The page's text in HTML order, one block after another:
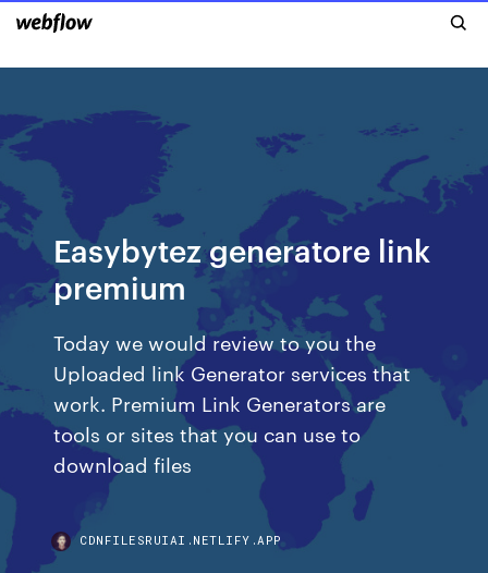
Easybytez generatore link
premium
Today we would review to you the
Uploaded link Generator services that
work. Premium Link Generators are
tools or sites that you can use to
download files
CDNFILESRUIAI.NETLIFY.APP